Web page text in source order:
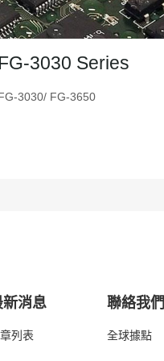
3030 Series
3030/ FG-3650
新消息
列表
聯絡我們
全球據點